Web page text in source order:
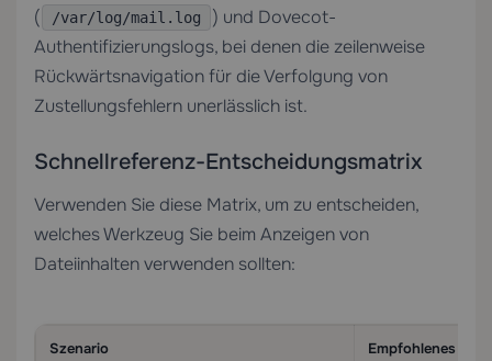
(
/var/log/mail.log
) und Dovecot-
Authentifizierungslogs, bei denen die zeilenweise
Rückwärtsnavigation für die Verfolgung von
Zustellungsfehlern unerlässlich ist.
Schnellreferenz-Entscheidungsmatrix
Verwenden Sie diese Matrix, um zu entscheiden,
welches Werkzeug Sie beim Anzeigen von
Dateiinhalten verwenden sollten:
Szenario Empfohlenes